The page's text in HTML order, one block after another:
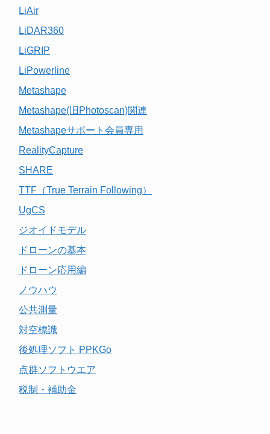
LiAir
LiDAR360
LiGRIP
LiPowerline
Metashape
Metashape(旧Photoscan)関連
Metashapeサポート会員専用
RealityCapture
SHARE
TTF（True Terrain Following）
UgCS
ジオイドモデル
ドローンの基本
ドローン応用編
ノウハウ
公共測量
対空標識
後処理ソフト PPKGo
点群ソフトウエア
税制・補助金